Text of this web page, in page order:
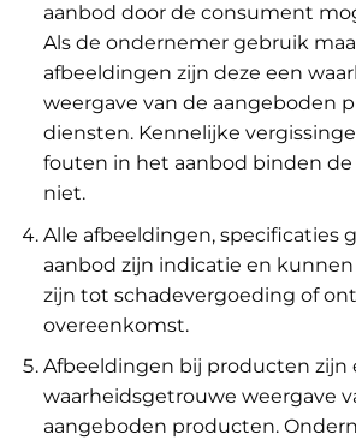
aanbod door de consument
Als de ondernemer gebruik
afbeeldingen zijn deze een
weergave van de aangeboden
diensten. Kennelijke
fouten in het aanbod binden
niet.
Alle afbeeldingen, specificaties
aanbod zijn indicatie en
zijn tot schadevergoeding of
overeenkomst.
Afbeeldingen bij producten zijn
waarheidsgetrouwe weergave
aangeboden producten.